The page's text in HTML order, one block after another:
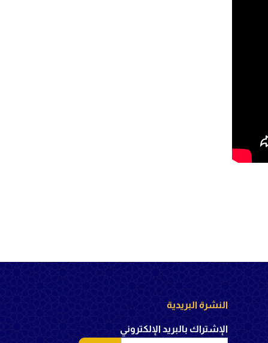
النشرة البريدية
الإشتراك بالبريد الإلكتروني